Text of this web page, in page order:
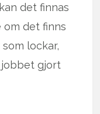
det finnas
om det finns
lockar,
jobbet gjort